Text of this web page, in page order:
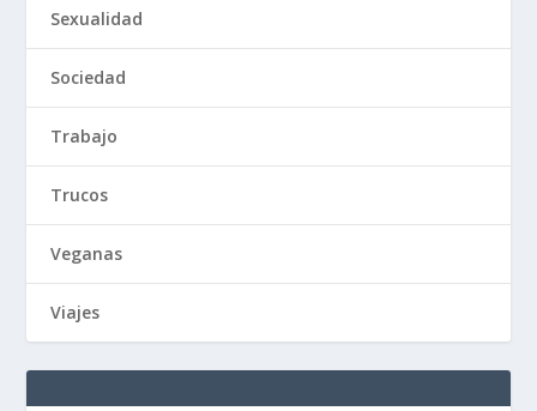
Sexualidad
Sociedad
Trabajo
Trucos
Veganas
Viajes